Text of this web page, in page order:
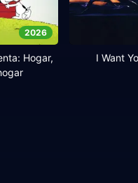
2026
Hogar,
I Want